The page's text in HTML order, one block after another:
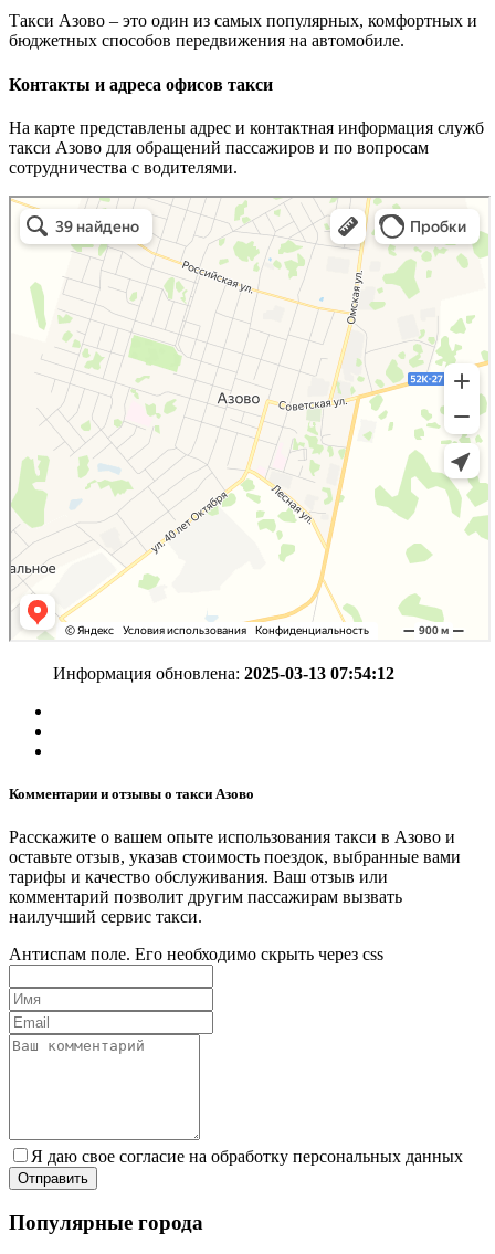
Такси Азово – это один из самых популярных, комфортных и
бюджетных способов передвижения на автомобиле.
Контакты и адреса офисов такси
На карте представлены адрес и контактная информация служб
такси Азово для обращений пассажиров и по вопросам
сотрудничества с водителями.
Информация обновлена: 2025-03-13 07:54:12
Комментарии и отзывы о такси Азово
Расскажите о вашем опыте использования такси в Азово и
оставьте отзыв, указав стоимость поездок, выбранные вами
тарифы и качество обслуживания. Ваш отзыв или
комментарий позволит другим пассажирам вызвать
наилучший сервис такси.
Антиспам поле. Его необходимо скрыть через css
Я даю свое согласие на обработку персональных данных
Популярные города